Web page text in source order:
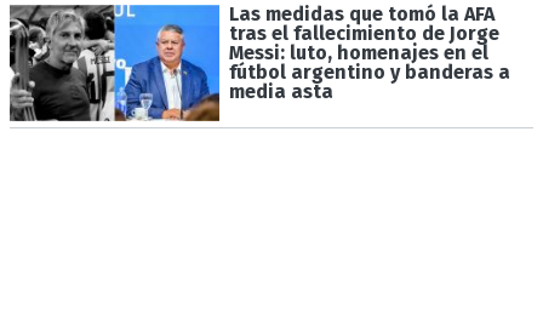
Las medidas que tomó la AFA
tras el fallecimiento de Jorge
Messi: luto, homenajes en el
fútbol argentino y banderas a
media asta